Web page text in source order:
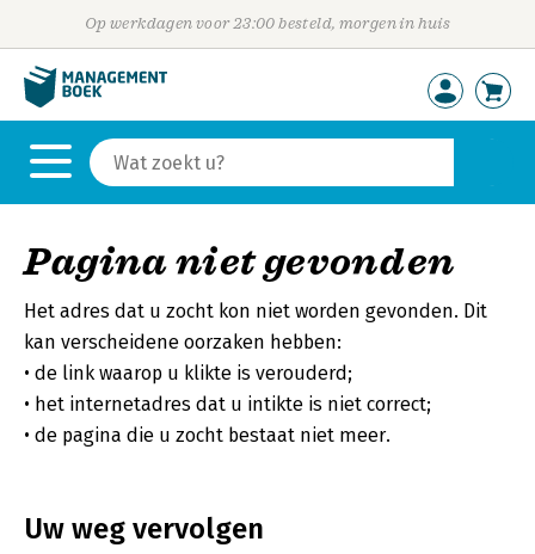
Op werkdagen voor 23:00 besteld, morgen in huis
Pagina niet gevonden
Het adres dat u zocht kon niet worden gevonden. Dit
kan verscheidene oorzaken hebben:
de link waarop u klikte is verouderd;
het internetadres dat u intikte is niet correct;
de pagina die u zocht bestaat niet meer.
Uw weg vervolgen